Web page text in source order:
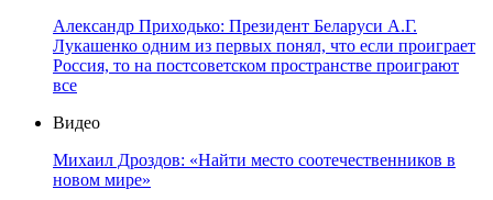
Александр Приходько: Президент Беларуси А.Г.
Лукашенко одним из первых понял, что если проиграет
Россия, то на постсоветском пространстве проиграют
все
Видео
Михаил Дроздов: «Найти место соотечественников в
новом мире»